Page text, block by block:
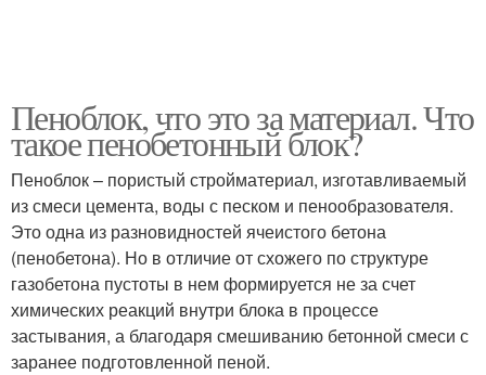
Пеноблок, что это за материал. Что
такое пенобетонный блок?
Пеноблок – пористый стройматериал, изготавливаемый
из смеси цемента, воды с песком и пенообразователя.
Это одна из разновидностей ячеистого бетона
(пенобетона). Но в отличие от схожего по структуре
газобетона пустоты в нем формируется не за счет
химических реакций внутри блока в процессе
застывания, а благодаря смешиванию бетонной смеси с
заранее подготовленной пеной.